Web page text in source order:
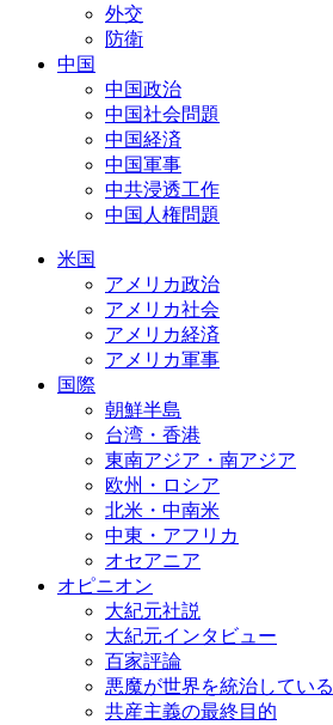
外交
防衛
中国
中国政治
中国社会問題
中国経済
中国軍事
中共浸透工作
中国人権問題
米国
アメリカ政治
アメリカ社会
アメリカ経済
アメリカ軍事
国際
朝鮮半島
台湾・香港
東南アジア・南アジア
欧州・ロシア
北米・中南米
中東・アフリカ
オセアニア
オピニオン
大紀元社説
大紀元インタビュー
百家評論
悪魔が世界を統治している
共産主義の最終目的